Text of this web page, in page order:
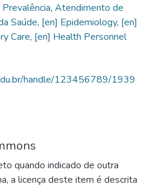
Prevalência, Atendimento de
Saúde, [en] Epidemiology, [en]
Care, [en] Health Personnel
handle/123456789/1939
quando indicado de outra
a licença deste item é descrita